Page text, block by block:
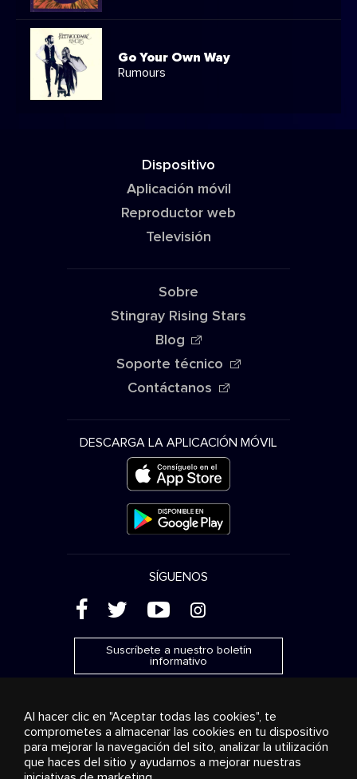
Go Your Own Way
Rumours
Dispositivo
Aplicación móvil
Reproductor web
Televisión
Sobre
Stingray Rising Stars
Blog
Soporte técnico
Contáctanos
DESCARGA LA APLICACIÓN MÓVIL
SÍGUENOS
( ' + &
Suscríbete a nuestro boletín
informativo
Publicidad Transmisión y distribución
Productos de
consumo
Soluciones empresariales Radio
Sobre
nosotros
Al hacer clic en "Aceptar todas las cookies", te
comprometes a almacenar las cookies en tu dispositivo
para mejorar la navegación del sito, analizar la utilización
que haces del sitio y ayudarnos a mejorar nuestras